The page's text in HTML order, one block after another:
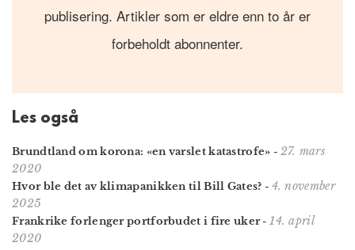
publisering. Artikler som er eldre enn to år er
forbeholdt abonnenter.
Les også
Brundtland om korona: «en varslet katastrofe» - 27. mars
2020
Hvor ble det av klima­panikken til Bill Gates? - 4. november
2025
Frankrike forlenger portforbudet i fire uker-14. april
2020